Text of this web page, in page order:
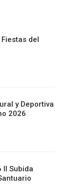
del
y Deportiva
2026
II Subida